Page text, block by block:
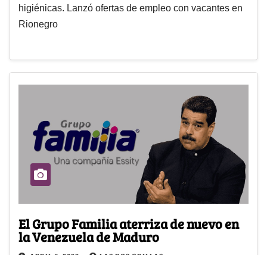
higiénicas. Lanzó ofertas de empleo con vacantes en
Rionegro
El Grupo Familia aterriza de nuevo en
la Venezuela de Maduro